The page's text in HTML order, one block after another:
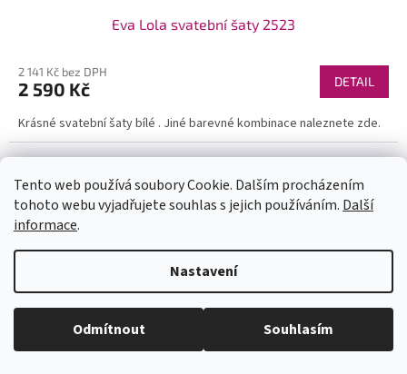
Tento web používá soubory Cookie. Dalším procházením
tohoto webu vyjadřujete souhlas s jejich používáním. Další
informace.
Nastavení
Odmítnout Souhlasím
objednání). Velikosti neodpovídají českým, prosím měřte se. Pokud se
Vám některý model líbí a chtěli byste ho v jiné barvě, tak stačí do
vyhledávání zadat číslo modelu(třeba 1960) a všechny dostupné barvy
se Vám zobrazí. Pas je nejuzší místo na šatech (většinou cca 6cm pod
Eva Lola svatební šaty 2523
2 141 Kč bez DPH
2 590 Kč DETAIL
Krásné svatební šaty bílé . Jiné barevné kombinace naleznete zde.